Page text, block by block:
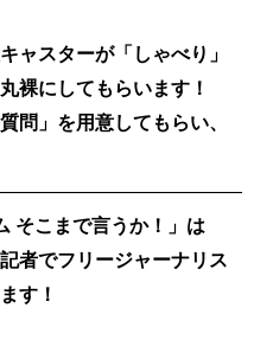
ャスターが「しゃべり」
裸にしてもらいます！
問」を用意してもらい、
そこまで言うか！」は
者でフリージャーナリス
す！